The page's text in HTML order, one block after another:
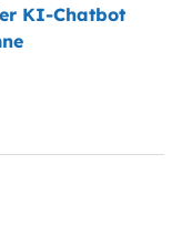
KI-Chatbot